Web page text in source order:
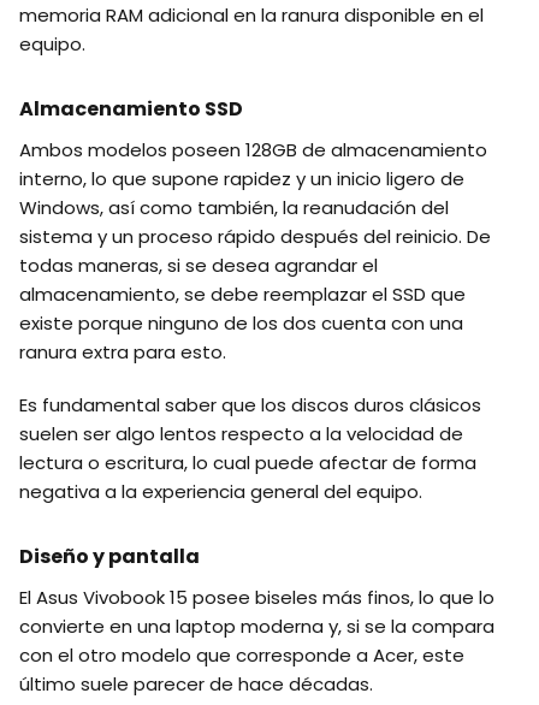
memoria RAM adicional en la ranura disponible en el
equipo.
Almacenamiento SSD
Ambos modelos poseen 128GB de almacenamiento
interno, lo que supone rapidez y un inicio ligero de
Windows, así como también, la reanudación del
sistema y un proceso rápido después del reinicio. De
todas maneras, si se desea agrandar el
almacenamiento, se debe reemplazar el SSD que
existe porque ninguno de los dos cuenta con una
ranura extra para esto.
Es fundamental saber que los discos duros clásicos
suelen ser algo lentos respecto a la velocidad de
lectura o escritura, lo cual puede afectar de forma
negativa a la experiencia general del equipo.
Diseño y pantalla
El Asus Vivobook 15 posee biseles más finos, lo que lo
convierte en una laptop moderna y, si se la compara
con el otro modelo que corresponde a Acer, este
último suele parecer de hace décadas.